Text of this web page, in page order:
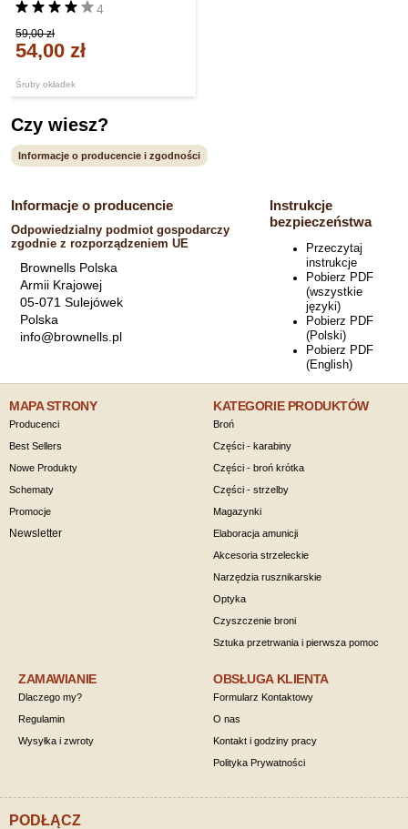
Śruby okładek
4
59,00 zł
54,00 zł
Czy wiesz?
Informacje o producencie i zgodności
Informacje o producencie
Odpowiedzialny podmiot gospodarczy
zgodnie z rozporządzeniem UE
Brownells Polska
Armii Krajowej
05-071 Sulejówek
Polska
info@brownells.pl
Instrukcje
bezpieczeństwa
Przeczytaj
instrukcje
Pobierz PDF
(wszystkie
języki)
Pobierz PDF
(Polski)
Pobierz PDF
(English)
MAPA STRONY
Producenci
Best Sellers
Nowe Produkty
Schematy
Promocje
Newsletter
KATEGORIE PRODUKTÓW
Broń
Części - karabiny
Części - broń krótka
Części - strzelby
Magazynki
Elaboracja amunicji
Akcesoria strzeleckie
Narzędzia rusznikarskie
Optyka
Czyszczenie broni
Sztuka przetrwania i pierwsza pomoc
ZAMAWIANIE
Dlaczego my?
Regulamin
Wysyłka i zwroty
OBSŁUGA KLIENTA
Formularz Kontaktowy
O nas
Kontakt i godziny pracy
Polityka Prywatności
PODŁĄCZ